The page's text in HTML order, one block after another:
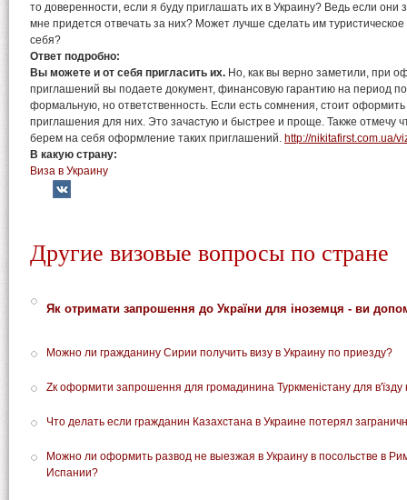
то доверенности, если я буду приглашать их в Украину? Ведь если они
мне придется отвечать за них? Может лучше сделать им
себя?
Ответ подробно:
Вы можете и от себя пригласить их. Но, как вы верно заметили, при
приглашений вы подаете документ, финансовую гарантию на период
формальную, но ответственность. Если есть сомнения, стоит оформить
приглашения для них. Это зачастую и быстрее и проще. Также отмечу
берем на себя оформление таких приглашений. http://nikitafirst.com.ua/
В какую страну:
Виза в Украину
Другие визовые вопросы по стране
Як отримати запрошення до України для іноземця - ви
Можно ли гражданину Сирии получить визу в Украину по приезду?
Zк оформити запрошення для громадинина Туркменістану для в'їзду
Что делать если гражданин Казахстана в Украине потерял
Можно ли оформить развод не выезжая в Украину в посольстве в
Испании?